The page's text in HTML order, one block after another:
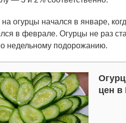
на огурцы начался в январе,
в феврале. Огурцы не раз
недельному подорожанию.
цен в